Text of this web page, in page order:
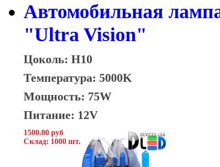
Автомобильная
"Ultra Vision"
Цоколь: H10
Температура: 5000K
Мощность: 75W
Питание: 12V
1500.00 руб
Склад: 1000 шт.